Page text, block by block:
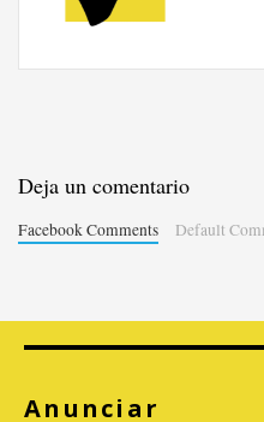
Deja un comentario
Facebook Comments Default
Anunciar